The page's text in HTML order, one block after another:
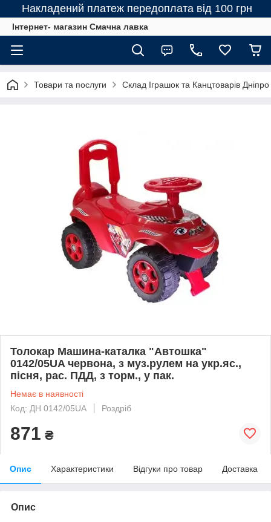
Накладений платеж передоплата від 100 грн
Інтернет- магазин Смачна лавка
Товари та послуги Склад Іграшок та Канцтоварів Дніпро
Толокар Машина-каталка "Автошка"
0142/05UA червона, з муз.рулем на укр.яс.,
пісня, рас. ПДД, з торм., у пак.
Немає в наявності
Код: ДН 0142/05UA
Роздріб
871 ₴
Опис Характеристики Відгуки про товар Доставка
Опис